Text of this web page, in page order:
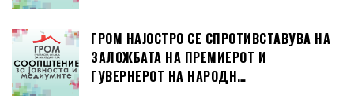
ГРОМ НАЈОСТРО СЕ СПРОТИВСТАВУВА НА
ЗАЛОЖБАТА НА ПРЕМИЕРОТ И
ГУВЕРНЕРОТ НА НАРОДН…